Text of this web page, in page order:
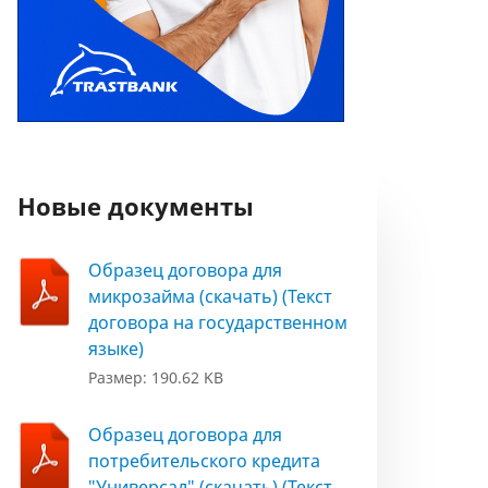
Новые документы
Образец договора для
микрозайма (скачать) (Текст
договора на государственном
языке)
Размер: 190.62 KB
Образец договора для
потребительского кредита